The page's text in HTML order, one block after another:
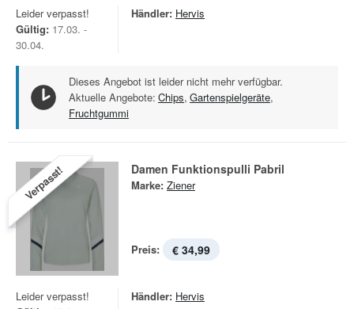
Leider verpasst!
Gültig: 17.03. -
30.04.
Händler: Hervis
Dieses Angebot ist leider nicht mehr verfügbar.
Aktuelle Angebote: Chips, Gartenspielgeräte,
Fruchtgummi
Verpasst! Damen Funktionspulli Pabril
Marke: Ziener
Preis: € 34,99
Leider verpasst!
Händler: Hervis